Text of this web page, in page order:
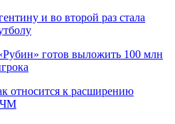
и во второй раз стала
готов выложить 100 млн
относится к расширению
ЧМ